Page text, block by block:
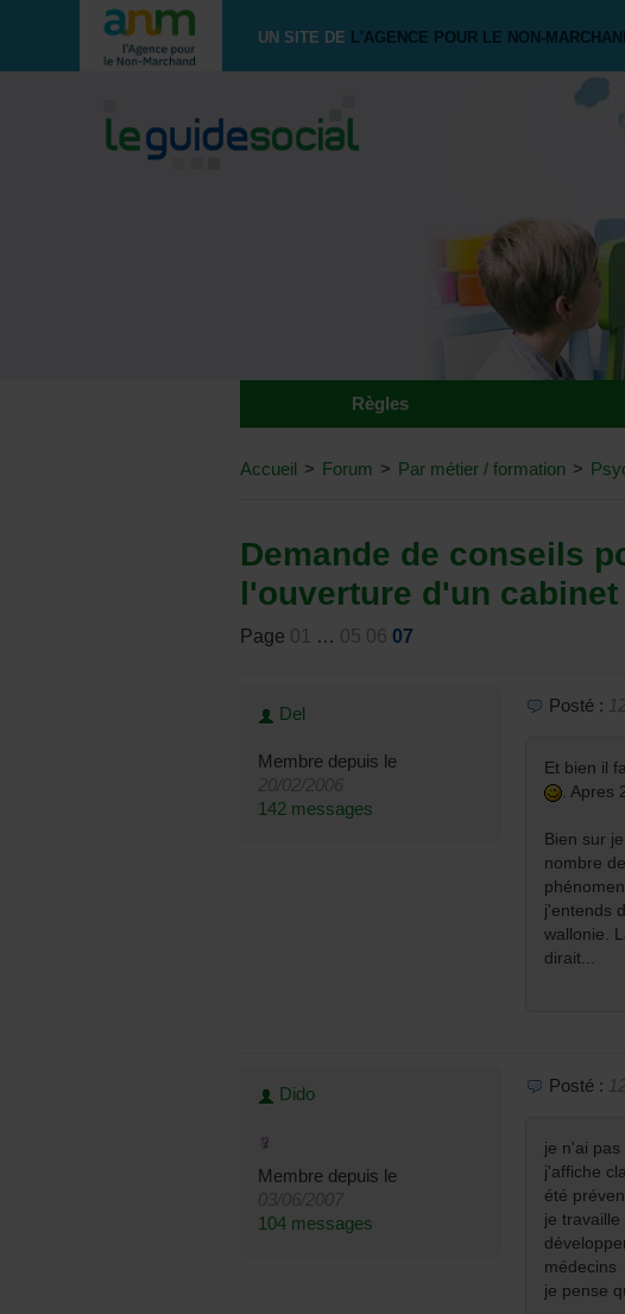
UN SITE DE L'AGENCE POUR LE NON-
Règles
Accueil > Forum > Par métier / formation >
Demande de conseils
l'ouverture d'un
Page 01 … 05 06 07
Del
Membre depuis le
142 messages
Posté :
Et bien il
.
Bien sur
nombre
j'entends
wallonie.
dirait...
Dido
Membre depuis le
104 messages
Posté :
je n'ai
j'affiche
été
je
médecins
je pense